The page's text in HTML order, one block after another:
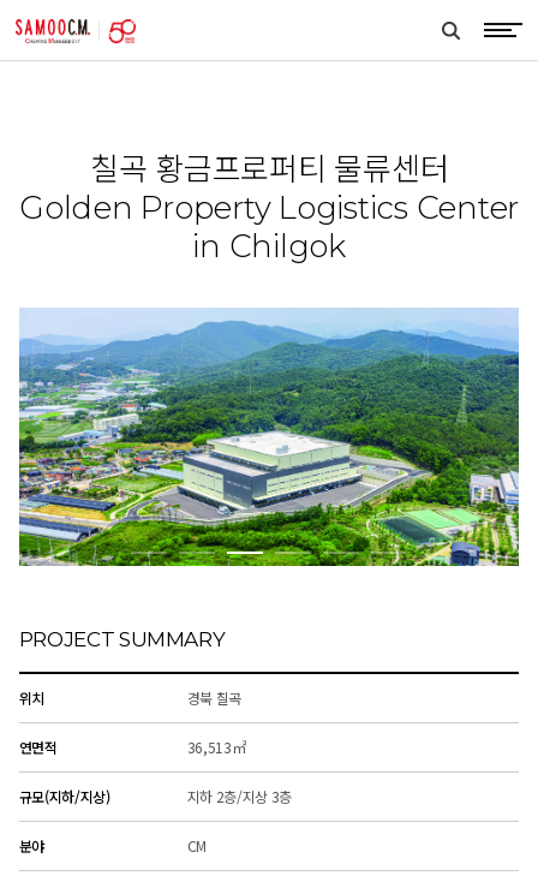
samoocm
search
칠곡 황금프로퍼티 물류센터
Golden Property Logistics Center
in Chilgok
PROJECT SUMMARY
위치 경북 칠곡
연면적 36,513㎡
규모(지하/지상) 지하 2층/지상 3층
분야 CM